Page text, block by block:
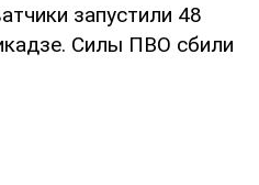
запустили 48
Силы ПВО сбили